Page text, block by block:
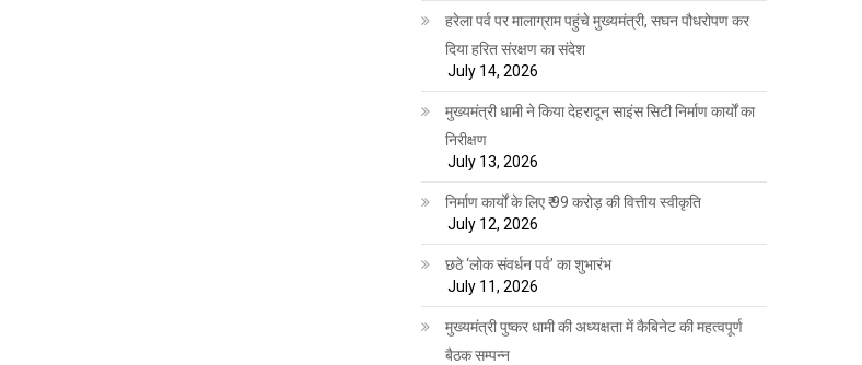
हरेला पर्व पर मालाग्राम पहुंचे मुख्यमंत्री, सघन पौधरोपण कर
दिया हरित संरक्षण का संदेश
July 14, 2026
मुख्यमंत्री धामी ने किया देहरादून साइंस सिटी निर्माण कार्यों का
निरीक्षण
July 13, 2026
निर्माण कार्यों के लिए ₹ 99 करोड़ की वित्तीय स्वीकृति
July 12, 2026
छठे ‘लोक संवर्धन पर्व’ का शुभारंभ
July 11, 2026
मुख्यमंत्री पुष्कर धामी की अध्यक्षता में कैबिनेट की महत्वपूर्ण
बैठक सम्पन्न